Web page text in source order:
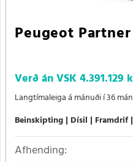
Peugeot Partner
Verð án VSK4.391.129
Langtímaleiga á mánuði í 36
Beinskipting Dísil Framdrif
Afhending: